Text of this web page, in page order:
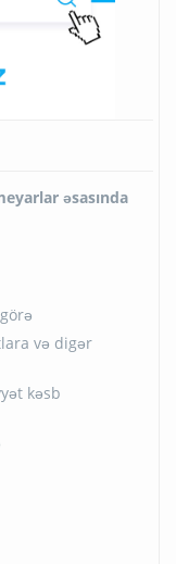
əsasında
və digər
kəsb